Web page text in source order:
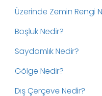
Üzerinde Zemin Rengi
Boşluk Nedir?
Saydamlık Nedir?
Gölge Nedir?
Dış Çerçeve Nedir?